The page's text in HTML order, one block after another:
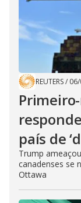
REUTERS/
país de
Trump
canadenses se
Ottawa